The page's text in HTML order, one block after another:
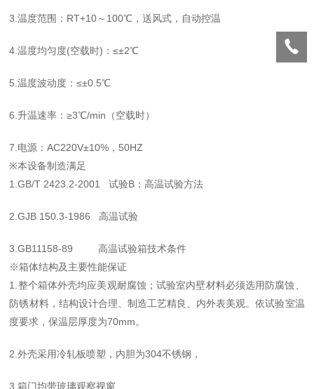
3.温度范围：RT+10～100℃，送风式，自动控温
4.温度均匀度(空载时)：≤±2℃
5.温度波动度：≤±0.5℃
6.升温速率：≥3℃/min（空载时）
7.电源：AC220V±10%，50HZ
※本设备制造满足
1.GB/T 2423.2-2001 试验B：高温试验方法
2.GJB 150.3-1986 高温试验
3.GB11158-89 高温试验箱技术条件
※箱体结构及主要性能保证
1.整个箱体外壳均应美观耐腐蚀；试验室内壁材料必须选用防腐蚀、
防锈材料，结构设计合理、制造工艺精良、内外表美观。依试验室温
度要求，保温层厚度为70mm。
2.外壳采用冷轧板喷塑，内胆为304不锈钢，
3.箱门均带玻璃观察视窗